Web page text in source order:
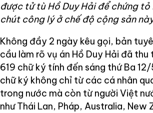
được tử tù Hồ Duy Hải để chứng
chút công lý ở chế độ cộng sản
Không đầy 2 ngày kêu gọi, bản
cầu làm rõ vụ án Hồ Duy Hải đã
619 chữ ký tính đến sáng thứ Ba
chữ ký không chỉ từ các cá nhân
trong nước mà còn từ người Việt
như Thái Lan, Pháp, Australia, New